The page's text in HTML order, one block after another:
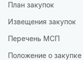
План закупок
Извещения закупок
Перечень МСП
Положение о закупке